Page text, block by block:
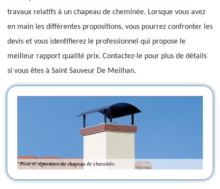
travaux relatifs à un chapeau de cheminée. Lorsque vous avez
en main les différentes propositions, vous pourrez confronter les
devis et vous identifierez le professionnel qui propose le
meilleur rapport qualité prix. Contactez-le pour plus de détails
si vous êtes à Saint Sauveur De Meilhan.